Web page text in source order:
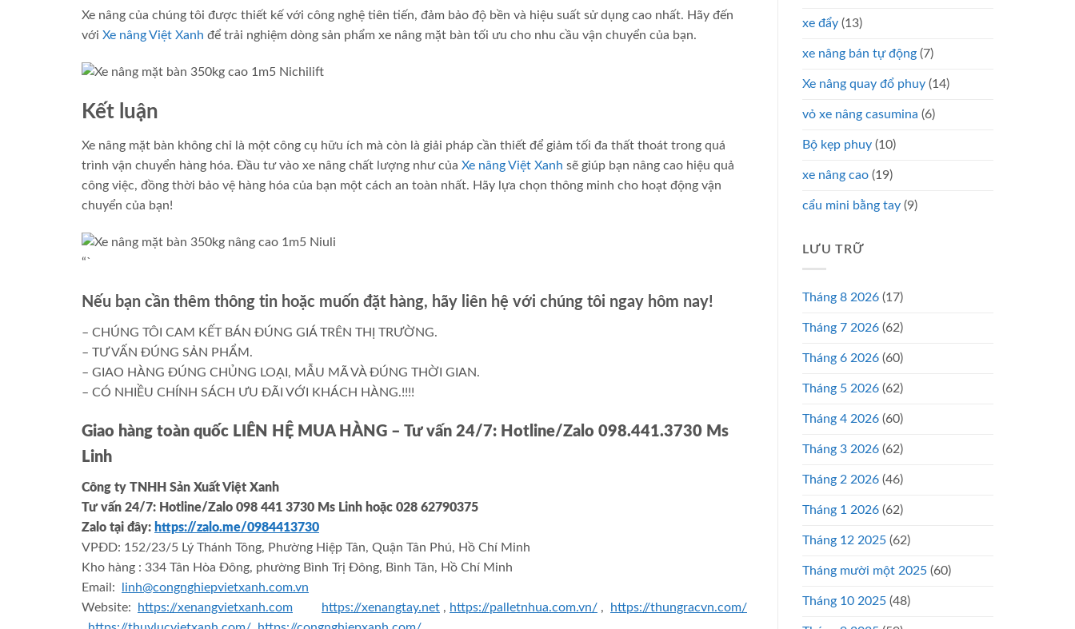
Xe nâng của chúng tôi được thiết kế với công nghệ tiên tiến, đảm bảo độ bền và hiệu suất sử dụng cao nhất. Hãy đến
với Xe nâng Việt Xanh để trải nghiệm dòng sản phẩm xe nâng mặt bàn tối ưu cho nhu cầu vận chuyển của bạn.
Kết luận
Xe nâng mặt bàn không chỉ là một công cụ hữu ích mà còn là giải pháp cần thiết để giảm tối đa thất thoát trong quá
trình vận chuyển hàng hóa. Đầu tư vào xe nâng chất lượng như của Xe nâng Việt Xanh sẽ giúp bạn nâng cao hiệu quả
công việc, đồng thời bảo vệ hàng hóa của bạn một cách an toàn nhất. Hãy lựa chọn thông minh cho hoạt động vận
chuyển của bạn!
“`
Nếu bạn cần thêm thông tin hoặc muốn đặt hàng, hãy liên hệ với chúng tôi ngay hôm nay!
– CHÚNG TÔI CAM KẾT BÁN ĐÚNG GIÁ TRÊN THỊ TRƯỜNG.
– TƯ VẤN ĐÚNG SẢN PHẨM.
– GIAO HÀNG ĐÚNG CHỦNG LOẠI, MẪU MÃ VÀ ĐÚNG THỜI GIAN.
– CÓ NHIỀU CHÍNH SÁCH ƯU ĐÃI VỚI KHÁCH HÀNG.!!!!
Giao hàng toàn quốc LIÊN HỆ MUA HÀNG – Tư vấn 24/7: Hotline/Zalo 098.441.3730 Ms
Linh
Công ty TNHH Sản Xuất Việt Xanh
Tư vấn 24/7: Hotline/Zalo 098 441 3730 Ms Linh hoặc 028 62790375
Zalo tại đây: https://zalo.me/0984413730
VPĐD: 152/23/5 Lý Thánh Tông, Phường Hiệp Tân, Quận Tân Phú, Hồ Chí Minh
Kho hàng : 334 Tân Hòa Đông, phường Bình Trị Đông, Bình Tân, Hồ Chí Minh
Email:
linh@congnghiepvietxanh.com.vn
Website:
https://xenangvietxanh.com https://xenangtay.net , https://palletnhua.com.vn/ ,
https://thungracvn.com/
xe đẩy (13)
xe nâng bán tự động (7)
Xe nâng quay đổ phuy (14)
vỏ xe nâng casumina (6)
Bộ kẹp phuy (10)
xe nâng cao (19)
cẩu mini bằng tay (9)
LƯU TRỮ
Tháng 8 2026 (17)
Tháng 7 2026 (62)
Tháng 6 2026 (60)
Tháng 5 2026 (62)
Tháng 4 2026 (60)
Tháng 3 2026 (62)
Tháng 2 2026 (46)
Tháng 1 2026 (62)
Tháng 12 2025 (62)
Tháng mười một 2025 (60)
Tháng 10 2025 (48)